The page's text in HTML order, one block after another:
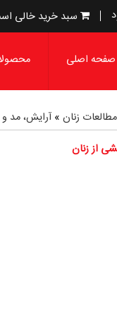
سبد خرید خالی
صفحه اصلی
مطالعات زنان »آرایش، مد
از زنان